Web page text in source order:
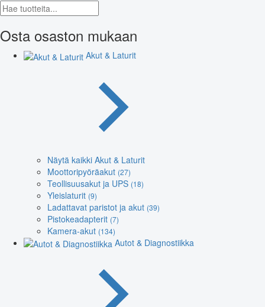
Osta osaston mukaan
Akut & Laturit
Näytä kaikki Akut & Laturit
Moottoripyöräakut (27)
Teollisuusakut ja UPS (18)
Yleislaturit (9)
Ladattavat paristot ja akut (39)
Pistokeadapterit (7)
Kamera-akut (134)
Autot & Diagnostiikka